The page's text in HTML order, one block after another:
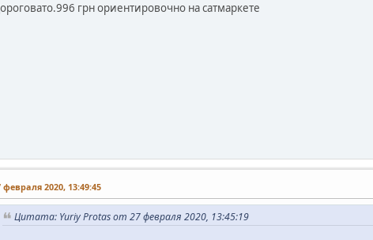
грн ориентировочно на сатмаркете
февраля 2020, 13:49:45
Цитата: Yuriy Protas от 27 февраля 2020, 13:45:19